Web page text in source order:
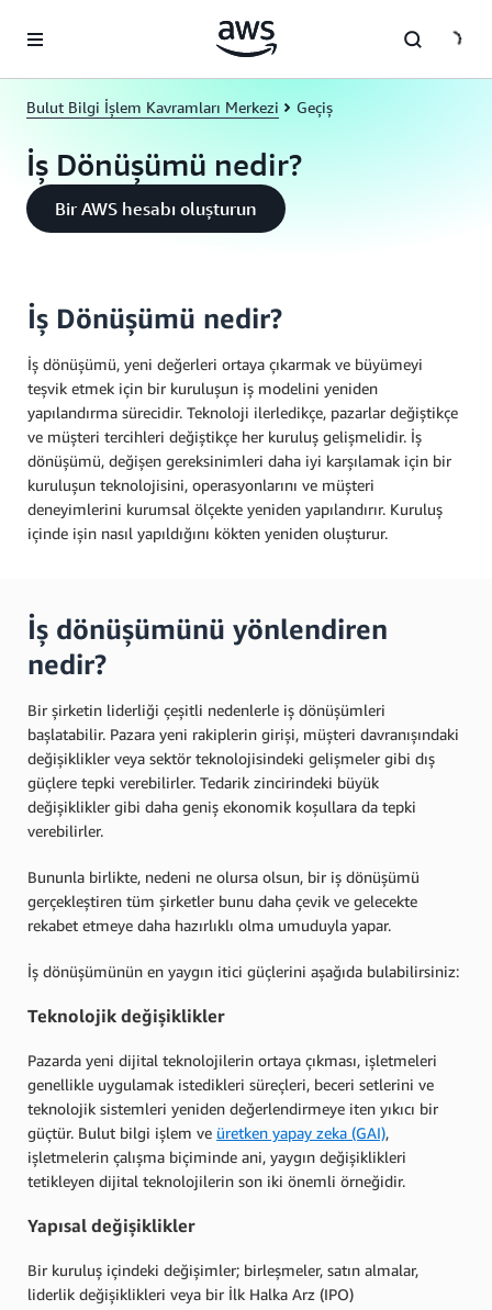
Bulut Bilgi İşlem Kavramları Merkezi Geçiş
İş Dönüşümü nedir?
Bir AWS hesabı oluşturun
İş Dönüşümü nedir?
İş dönüşümü, yeni değerleri ortaya çıkarmak ve büyümeyi
teşvik etmek için bir kuruluşun iş modelini yeniden
yapılandırma sürecidir. Teknoloji ilerledikçe, pazarlar değiştikçe
ve müşteri tercihleri değiştikçe her kuruluş gelişmelidir. İş
dönüşümü, değişen gereksinimleri daha iyi karşılamak için bir
kuruluşun teknolojisini, operasyonlarını ve müşteri
deneyimlerini kurumsal ölçekte yeniden yapılandırır. Kuruluş
içinde işin nasıl yapıldığını kökten yeniden oluşturur.
İş dönüşümünü yönlendiren
nedir?
Bir şirketin liderliği çeşitli nedenlerle iş dönüşümleri
başlatabilir. Pazara yeni rakiplerin girişi, müşteri davranışındaki
değişiklikler veya sektör teknolojisindeki gelişmeler gibi dış
güçlere tepki verebilirler. Tedarik zincirindeki büyük
değişiklikler gibi daha geniş ekonomik koşullara da tepki
verebilirler.
Bununla birlikte, nedeni ne olursa olsun, bir iş dönüşümü
gerçekleştiren tüm şirketler bunu daha çevik ve gelecekte
rekabet etmeye daha hazırlıklı olma umuduyla yapar.
İş dönüşümünün en yaygın itici güçlerini aşağıda bulabilirsiniz:
Teknolojik değişiklikler
Pazarda yeni dijital teknolojilerin ortaya çıkması, işletmeleri
genellikle uygulamak istedikleri süreçleri, beceri setlerini ve
teknolojik sistemleri yeniden değerlendirmeye iten yıkıcı bir
güçtür. Bulut bilgi işlem ve üretken yapay zeka (GAI),
işletmelerin çalışma biçiminde ani, yaygın değişiklikleri
tetikleyen dijital teknolojilerin son iki önemli örneğidir.
Yapısal değişiklikler
Bir kuruluş içindeki değişimler; birleşmeler, satın almalar,
liderlik değişiklikleri veya bir İlk Halka Arz (IPO)